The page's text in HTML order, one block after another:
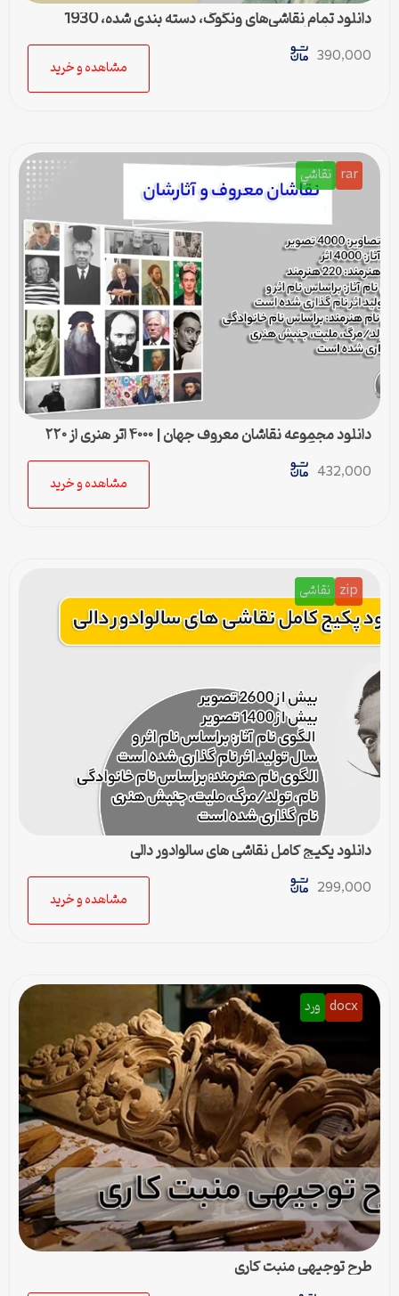
دانلود تمام نقاشی‌های ونگوگ، دسته بندی شده، 1930
تصویر با کیفیت
390,000
مشاهده و خرید
rar نقاشي
دانلود مجموعه نقاشان معروف جهان | ۴۰۰۰ اثر هنری از ۲۲۰
هنرمند بزرگ
432,000
مشاهده و خرید
zip نقاشی
دانلود پکیج کامل نقاشی های سالوادور دالی
299,000
مشاهده و خرید
docx ورد
طرح توجیهی منبت کاری